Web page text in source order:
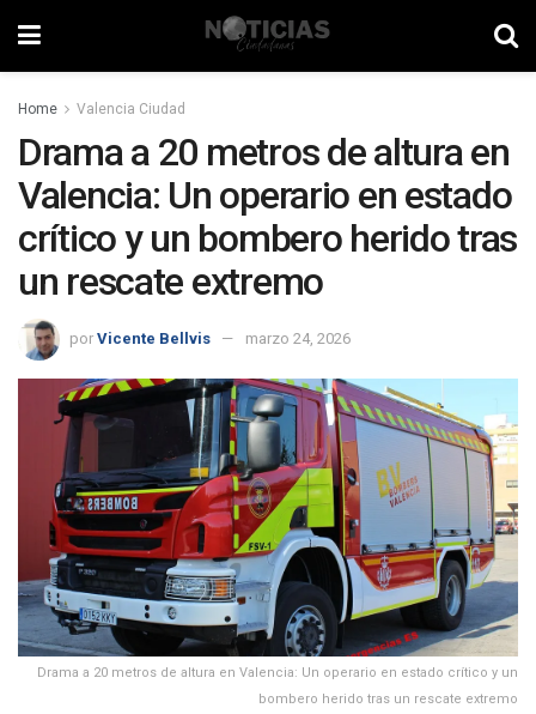
Home Valencia Ciudad
Drama a 20 metros de altura en
Valencia: Un operario en estado
crítico y un bombero herido tras
un rescate extremo
por Vicente Bellvis marzo 24, 2026
Drama a 20 metros de altura en Valencia: Un operario en estado crítico y un
bombero herido tras un rescate extremo